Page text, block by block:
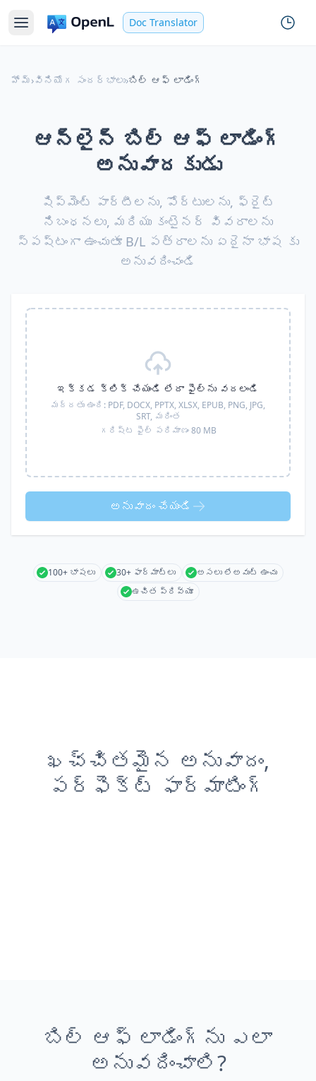
Doc Translator
హోమ్›వినియోగ సందర్భాలు›బిల్ ఆఫ్ లాడింగ్
ఆన్‌లైన్ బిల్ ఆఫ్ లాడింగ్
అనువాదకుడు
షిప్మెంట్ పార్టీలను, పోర్టులను, ఫ్రైట్
నిబంధనలు, మరియు కంటైనర్ వివరాలను
స్పష్టంగా ఉంచుతూ B/L పత్రాలను ఏదైనా భాష కు
అనువదించండి
ఇక్కడ క్లిక్ చేయండి లేదా ఫైల్‌ను వదలండి
మద్దతు ఉంది: PDF, DOCX, PPTX, XLSX, EPUB, PNG, JPG,
SRT, మరింత
గరిష్ట ఫైల్ పరిమాణం 80 MB
అనువాదం చేయండి
100+ భాషలు 30+ ఫార్మాట్లు
అసలు లేఅవుట్ ఉంచు
ఉచిత ప్రివ్యూ
ఖచ్చితమైన అనువాదం,
పర్ఫెక్ట్ ఫార్మాటింగ్
బిల్ ఆఫ్ లాడింగ్‌ను ఎలా
అనువదించాలి?